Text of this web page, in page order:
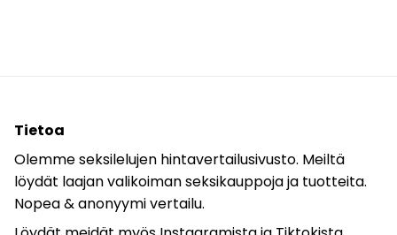
Tietoa
Olemme seksilelujen hintavertailusivusto. Meiltä
löydät laajan valikoiman seksikauppoja ja tuotteita.
Nopea & anonyymi vertailu.